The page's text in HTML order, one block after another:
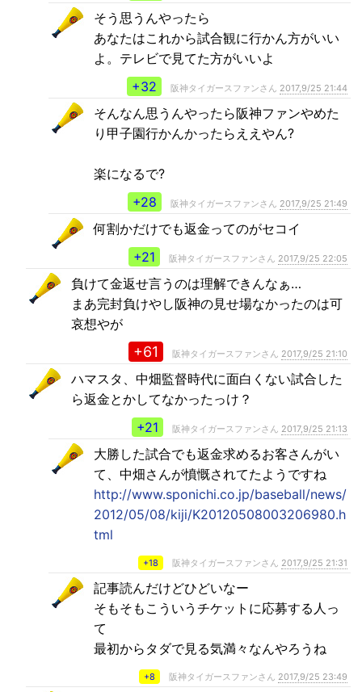
そう思うんやったら
あなたはこれから試合観に行かん方がいい
よ。テレビで見てた方がいいよ
+32
阪神タイガースファンさん 2017,9/25 21:44
そんなん思うんやったら阪神ファンやめた
り甲子園行かんかったらええやん?
楽になるで?
+28
阪神タイガースファンさん 2017,9/25 21:49
何割かだけでも返金ってのがセコイ
+21
阪神タイガースファンさん 2017,9/25 22:05
負けて金返せ言うのは理解できんなぁ…
まあ完封負けやし阪神の見せ場なかったのは可
哀想やが
+61 阪神タイガースファンさん 2017,9/25 21:10
ハマスタ、中畑監督時代に面白くない試合した
ら返金とかしてなかったっけ？
+21
阪神タイガースファンさん 2017,9/25 21:13
大勝した試合でも返金求めるお客さんがい
て、中畑さんが憤慨されてたようですね
http://www.sponichi.co.jp/baseball/news/
2012/05/08/kiji/K20120508003206980.h
tml
+18 阪神タイガースファンさん 2017,9/25 21:31
記事読んだけどひどいなー
そもそもこういうチケットに応募する人っ
て
最初からタダで見る気満々なんやろうね
+8 阪神タイガースファンさん 2017,9/25 23:49